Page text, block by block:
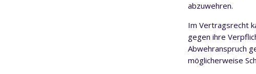
abzuwehren.
Im Vertragsrecht
gegen ihre
Abwehranspruch
möglicherweise